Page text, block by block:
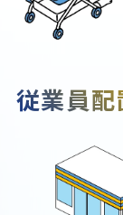
従業員配